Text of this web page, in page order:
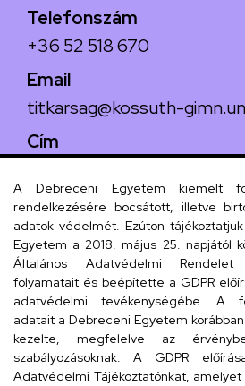
Telefonszám
+36 52 518 670
Email
titkarsag@kossuth-
Cím
Szervezeti
UD telefonkönyv
A Debreceni Egyetem kiemelt
rendelkezésére bocsátott, illetve
adatok védelmét. Ezúton
Egyetem a 2018. május 25. napjától
Általános Adatvédelmi Rendelet
folyamatait és beépítette a GDPR
adatvédelmi tevékenységébe. A
adatait a Debreceni Egyetem
kezelte, megfelelve az
szabályozásoknak. A GDPR
Adatvédelmi Tájékoztatónkat,